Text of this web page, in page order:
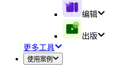
编辑
出版
更多工具
使用案例